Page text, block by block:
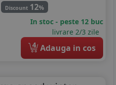
Discount 12%
In stoc - peste 12 buc
livrare 2/3 zile
4 Adauga in cos